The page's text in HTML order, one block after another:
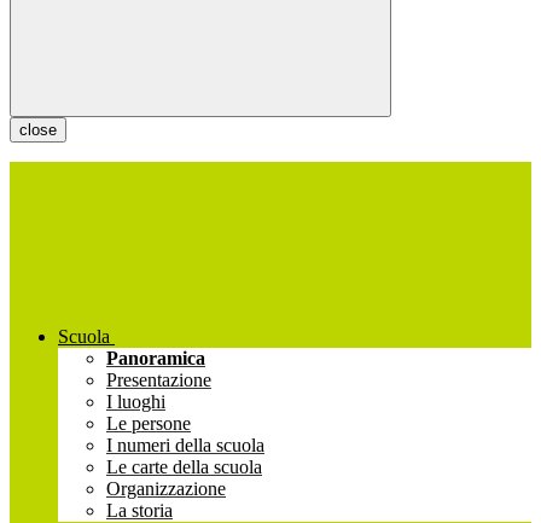
close
Scuola
Panoramica
Presentazione
I luoghi
Le persone
I numeri della scuola
Le carte della scuola
Organizzazione
La storia